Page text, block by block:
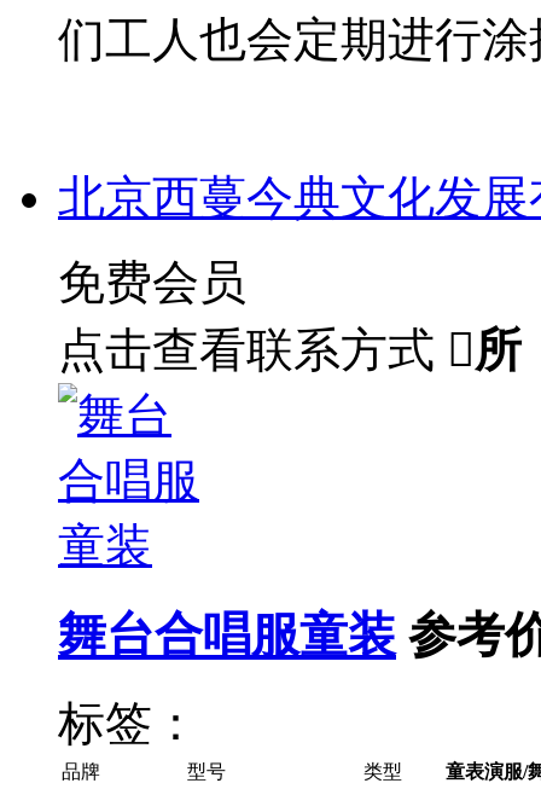
们工人也会定期进行
北京西蔓今典文化发
免费会员
点击查看联系方式 所
舞台合唱服童装 参考
标签：
品牌 型号 类型
童表演服/